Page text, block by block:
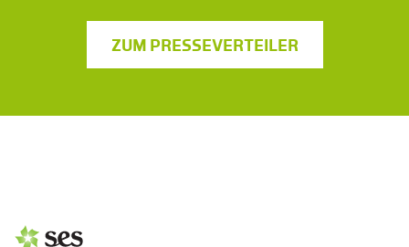
ZUM PRESSEVERTEILER